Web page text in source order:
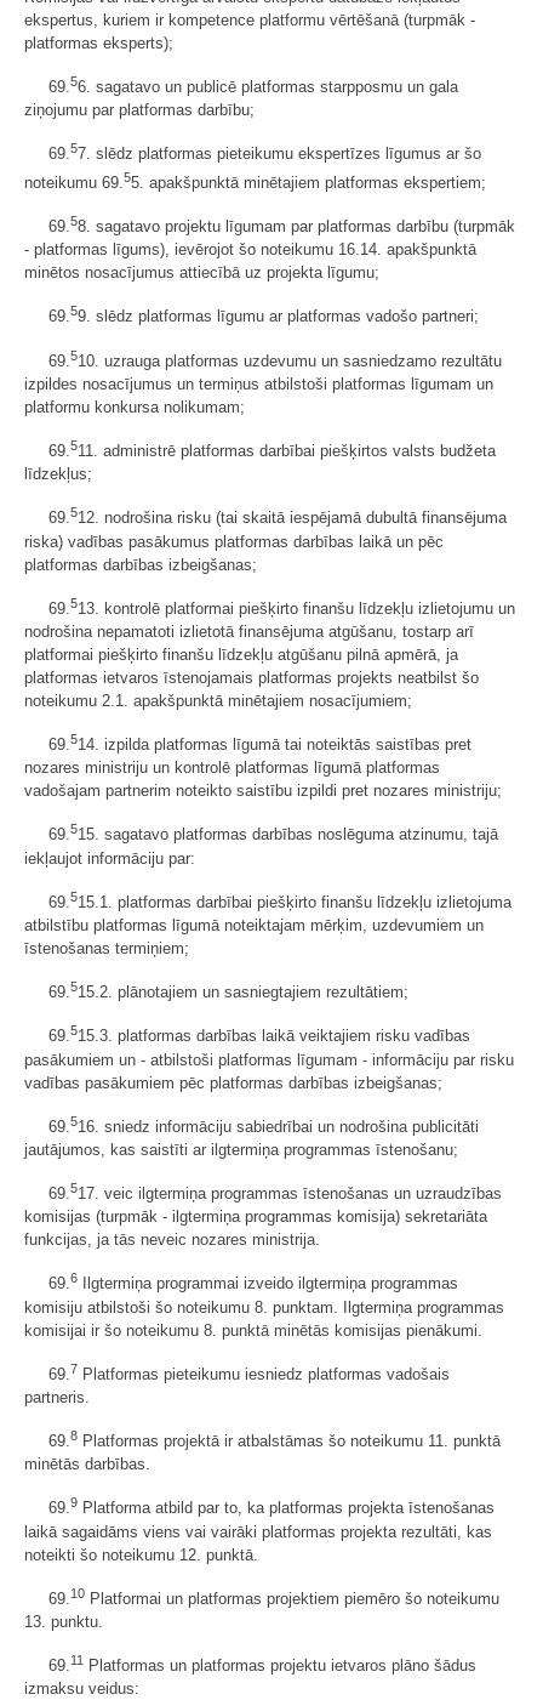
ekspertus, kuriem ir kompetence platformu vērtēšanā (turpmāk -
platformas eksperts);
69.56. sagatavo un publicē platformas starpposmu un gala
ziņojumu par platformas darbību;
69.57. slēdz platformas pieteikumu ekspertīzes līgumus ar šo
noteikumu 69.55. apakšpunktā minētajiem platformas ekspertiem;
69.58. sagatavo projektu līgumam par platformas darbību (turpmāk
- platformas līgums), ievērojot šo noteikumu 16.14. apakšpunktā
minētos nosacījumus attiecībā uz projekta līgumu;
69.59. slēdz platformas līgumu ar platformas vadošo partneri;
69.510. uzrauga platformas uzdevumu un sasniedzamo rezultātu
izpildes nosacījumus un termiņus atbilstoši platformas līgumam un
platformu konkursa nolikumam;
69.511. administrē platformas darbībai piešķirtos valsts budžeta
līdzekļus;
69.512. nodrošina risku (tai skaitā iespējamā dubultā finansējuma
riska) vadības pasākumus platformas darbības laikā un pēc
platformas darbības izbeigšanas;
69.513. kontrolē platformai piešķirto finanšu līdzekļu izlietojumu un
nodrošina nepamatoti izlietotā finansējuma atgūšanu, tostarp arī
platformai piešķirto finanšu līdzekļu atgūšanu pilnā apmērā, ja
platformas ietvaros īstenojamais platformas projekts neatbilst šo
noteikumu 2.1. apakšpunktā minētajiem nosacījumiem;
69.514. izpilda platformas līgumā tai noteiktās saistības pret
nozares ministriju un kontrolē platformas līgumā platformas
vadošajam partnerim noteikto saistību izpildi pret nozares ministriju;
69.515. sagatavo platformas darbības noslēguma atzinumu, tajā
iekļaujot informāciju par:
69.515.1. platformas darbībai piešķirto finanšu līdzekļu izlietojuma
atbilstību platformas līgumā noteiktajam mērķim, uzdevumiem un
īstenošanas termiņiem;
69.515.2. plānotajiem un sasniegtajiem rezultātiem;
69.515.3. platformas darbības laikā veiktajiem risku vadības
pasākumiem un - atbilstoši platformas līgumam - informāciju par risku
vadības pasākumiem pēc platformas darbības izbeigšanas;
69.516. sniedz informāciju sabiedrībai un nodrošina publicitāti
jautājumos, kas saistīti ar ilgtermiņa programmas īstenošanu;
69.517. veic ilgtermiņa programmas īstenošanas un uzraudzības
komisijas (turpmāk - ilgtermiņa programmas komisija) sekretariāta
funkcijas, ja tās neveic nozares ministrija.
69.6
Ilgtermiņa programmai izveido ilgtermiņa programmas
komisiju atbilstoši šo noteikumu 8. punktam. Ilgtermiņa programmas
komisijai ir šo noteikumu 8. punktā minētās komisijas pienākumi.
69.7 Platformas pieteikumu iesniedz platformas vadošais
partneris.
69.8 Platformas projektā ir atbalstāmas šo noteikumu 11. punktā
minētās darbības.
69.9 Platforma atbild par to, ka platformas projekta īstenošanas
laikā sagaidāms viens vai vairāki platformas projekta rezultāti, kas
noteikti šo noteikumu 12. punktā.
69.10 Platformai un platformas projektiem piemēro šo noteikumu
13. punktu.
69.11
Platformas un platformas projektu ietvaros plāno šādus
izmaksu veidus: